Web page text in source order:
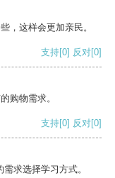
，这样会更加亲民。
支持[0] 反对[0]
购物需求。
支持[0] 反对[0]
求选择学习方式。